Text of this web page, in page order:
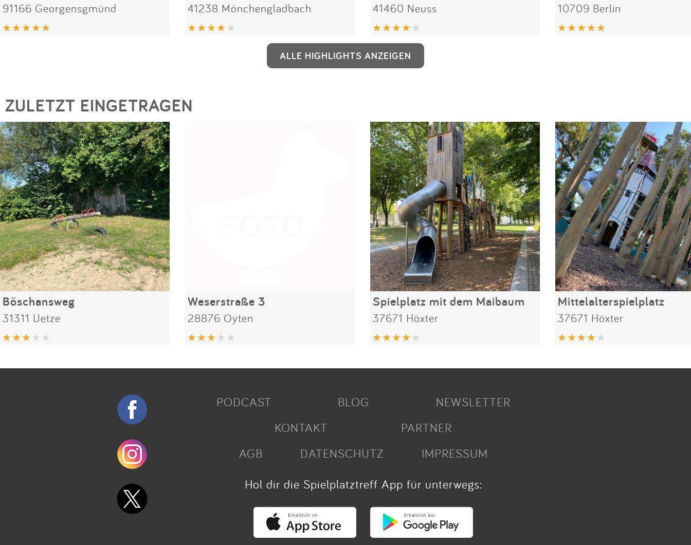
91166 Georgensgmünd 41238 Mönchengladbach 41460 Neuss 10709 Berlin
ALLE HIGHLIGHTS ANZEIGEN
ZULETZT EINGETRAGEN
Böschansweg
31311 Uetze
Weserstraße 3
28876 Oyten
Spielplatz mit dem Maibaum
37671 Höxter
Mittelalterspielplatz
37671 Höxter
PODCAST BLOG
NEWSLETTER
KONTAKT
PARTNER
AGB
DATENSCHUTZ
IMPRESSUM
Hol dir die Spielplatztreff App für unterwegs: